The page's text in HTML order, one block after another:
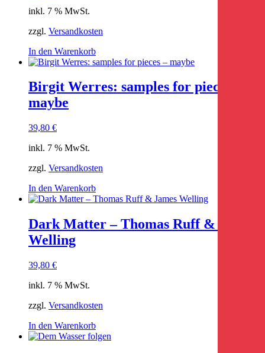
inkl. 7 % MwSt.
zzgl. Versandkosten
In den Warenkorb
Birgit Werres: samples for pieces –
maybe
39,80 €
inkl. 7 % MwSt.
zzgl. Versandkosten
In den Warenkorb
Dark Matter – Thomas Ruff & James
Welling
39,80 €
inkl. 7 % MwSt.
zzgl. Versandkosten
In den Warenkorb